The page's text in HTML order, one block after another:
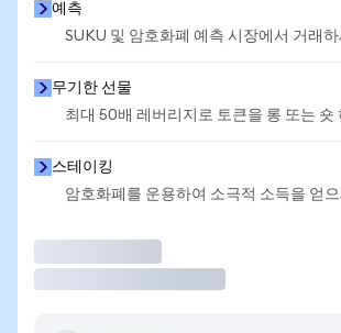
예측
SUKU 및 암호화폐 예측 시장에서 거래
무기한 선물
최대 50배 레버리지로 토큰을 롱 또는 숏
스테이킹
암호화폐를 운용하여 소극적 소득을 얻